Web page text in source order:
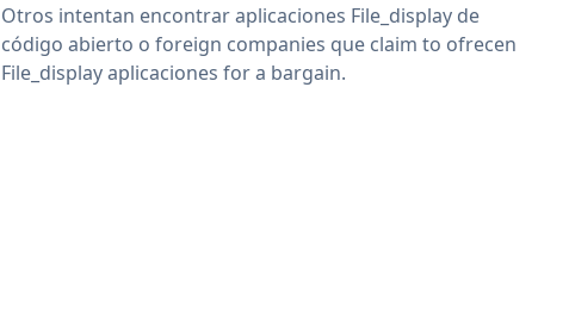
Otros intentan encontrar aplicaciones File_display de
código abierto o foreign companies que claim to ofrecen
File_display aplicaciones for a bargain.